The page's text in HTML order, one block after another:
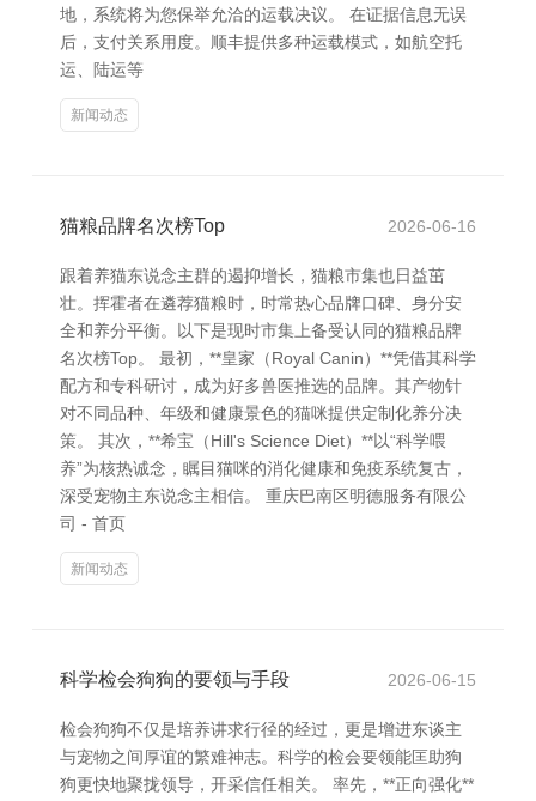
地，系统将为您保举允洽的运载决议。 在证据信息无误
后，支付关系用度。顺丰提供多种运载模式，如航空托
运、陆运等
新闻动态
猫粮品牌名次榜Top 2026-06-16
跟着养猫东说念主群的遏抑增长，猫粮市集也日益茁
壮。挥霍者在遴荐猫粮时，时常热心品牌口碑、身分安
全和养分平衡。以下是现时市集上备受认同的猫粮品牌
名次榜Top。 最初，**皇家（Royal Canin）**凭借其科学
配方和专科研讨，成为好多兽医推选的品牌。其产物针
对不同品种、年级和健康景色的猫咪提供定制化养分决
策。 其次，**希宝（Hill's Science Diet）**以“科学喂
养”为核热诚念，瞩目猫咪的消化健康和免疫系统复古，
深受宠物主东说念主相信。 重庆巴南区明德服务有限公
司 - 首页
新闻动态
科学检会狗狗的要领与手段 2026-06-15
检会狗狗不仅是培养讲求行径的经过，更是增进东谈主
与宠物之间厚谊的繁难神志。科学的检会要领能匡助狗
狗更快地聚拢领导，开采信任相关。 率先，**正向强化**